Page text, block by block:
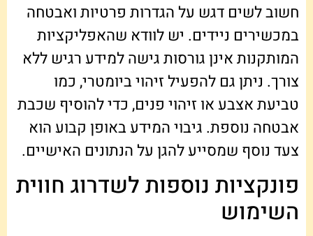
חשוב לשים דגש על הגדרות פרטיות ואבטחה
במכשירים ניידים. יש לוודא שהאפליקציות
המותקנות אינן גורסות גישה למידע רגיש ללא
צורך. ניתן גם להפעיל זיהוי ביומטרי, כמו
טביעת אצבע או זיהוי פנים, כדי להוסיף שכבת
אבטחה נוספת. גיבוי המידע באופן קבוע הוא
צעד נוסף שמסייע להגן על הנתונים האישיים.
פונקציות נוספות לשדרוג חווית
השימוש